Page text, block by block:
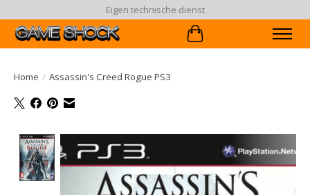
Eigen technische dienst
Winkelwagen
Home / Assassin's Creed Rogue PS3
Product image slideshow Items